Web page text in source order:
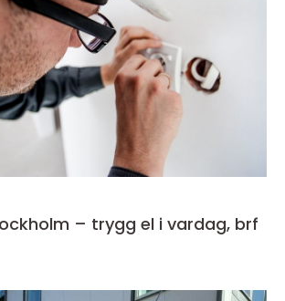
– trygg el i vardag, brf